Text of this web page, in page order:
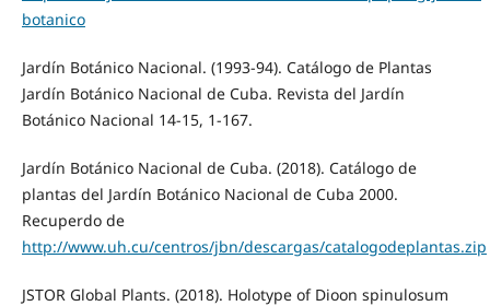
botanico
Jardín Botánico Nacional. (1993-94). Catálogo de Plantas
Jardín Botánico Nacional de Cuba. Revista del Jardín
Botánico Nacional 14-15, 1-167.
Jardín Botánico Nacional de Cuba. (2018). Catálogo de
plantas del Jardín Botánico Nacional de Cuba 2000.
Recuperdo de
http://www.uh.cu/centros/jbn/descargas/catalogodeplantas.zip
JSTOR Global Plants. (2018). Holotype of Dioon spinulosum